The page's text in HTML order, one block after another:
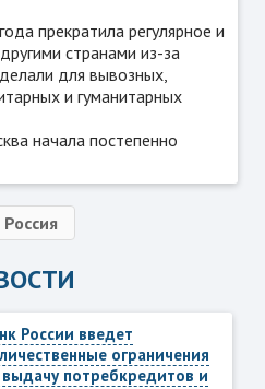
прекратила регулярное и
странами из-за
для вывозных,
и гуманитарных
начала постепенно
Россия
России введет
ограничения
выдачу потребкредитов и